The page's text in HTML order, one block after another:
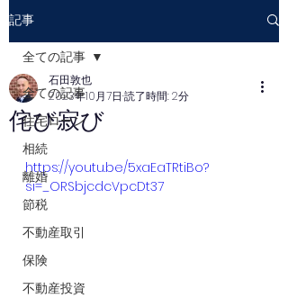
記事
全ての記事
住宅ローン
相続
離婚
節税
不動産取引
保険
不動産投資
全ての記事
侘び寂び
石田敦也
2023年10月7日 読了時間: 2分
https://youtu.be/5xaEaTRtiBo?
si=_ORSbjcdcVpcDt37